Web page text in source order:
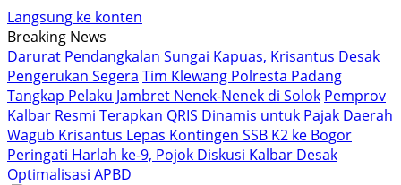
Langsung ke konten
Breaking News
Darurat Pendangkalan Sungai Kapuas, Krisantus Desak
Pengerukan Segera Tim Klewang Polresta Padang
Tangkap Pelaku Jambret Nenek-Nenek di Solok Pemprov
Kalbar Resmi Terapkan QRIS Dinamis untuk Pajak Daerah
Wagub Krisantus Lepas Kontingen SSB K2 ke Bogor
Peringati Harlah ke-9, Pojok Diskusi Kalbar Desak
Optimalisasi APBD